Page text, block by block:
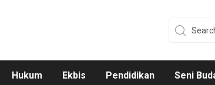
Hukum Ekbis Pendidikan Seni